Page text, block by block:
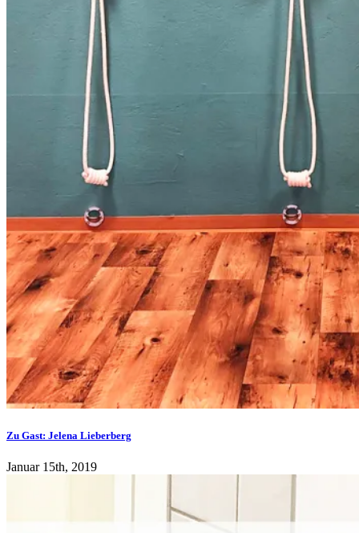
Zu Gast: Jelena Lieberberg
Januar 15th, 2019